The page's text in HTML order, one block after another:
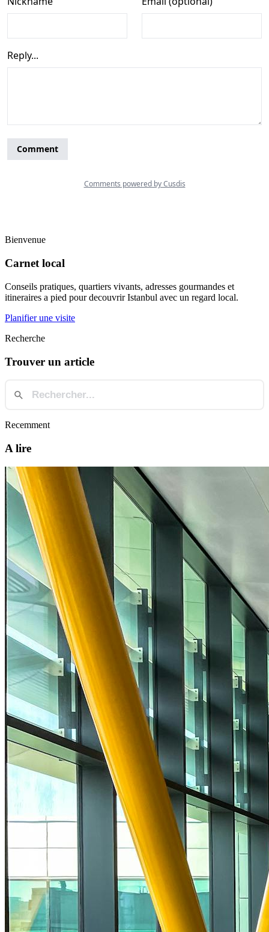
Bienvenue
Carnet local
Conseils pratiques, quartiers vivants, adresses gourmandes et
itineraires a pied pour decouvrir Istanbul avec un regard local.
Planifier une visite
Recherche
Trouver un article
Recemment
A lire